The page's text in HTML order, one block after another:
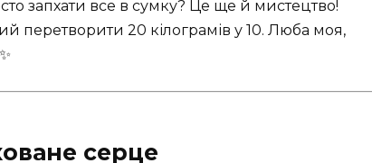
запхати все в сумку? Це ще й мистецтво!
перетворити 20 кілограмів у 10. Люба моя,
серце